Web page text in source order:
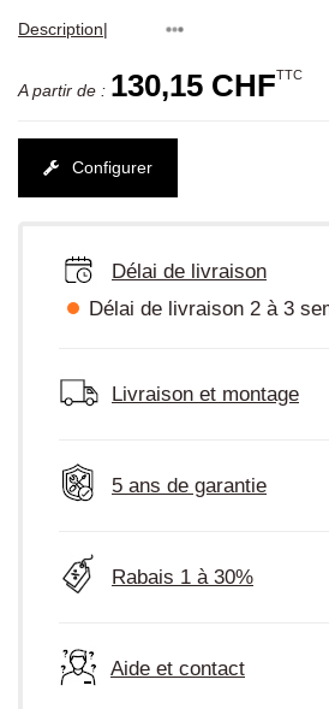
Description|
A partir de : 130,15 CHFTTC
Configurer
Délai de livraison
Délai de livraison 2 à 3
Livraison et montage
5 ans de garantie
Rabais 1 à 30%
Aide et contact